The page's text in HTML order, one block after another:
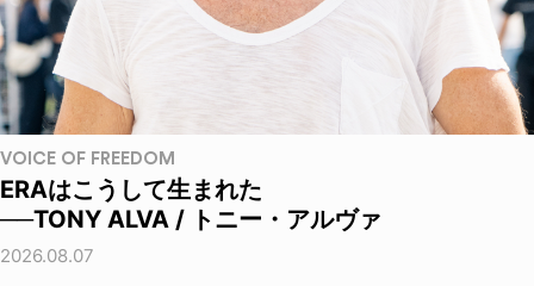
VOICE OF FREEDOM
ERAはこうして生まれた
──TONY ALVA / トニー・アルヴァ
2026.08.07